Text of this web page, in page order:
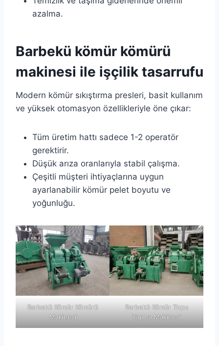
azalma.
Barbekü kömür kömürü
makinesi ile işçilik tasarrufu
Modern kömür sıkıştırma presleri, basit kullanım
ve yüksek otomasyon özellikleriyle öne çıkar:
Tüm üretim hattı sadece 1-2 operatör
gerektirir.
Düşük arıza oranlarıyla stabil çalışma.
Çeşitli müşteri ihtiyaçlarına uygun
ayarlanabilir kömür pelet boyutu ve
yoğunluğu.
Barbekü Kömür Kömürü
Makinesi
Barbekü Kömür Topu
Yapma Makinesi